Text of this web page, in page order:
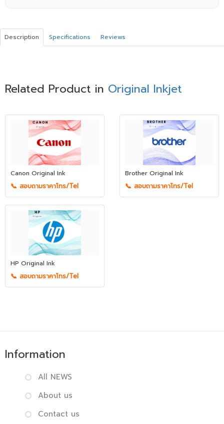
Description Specifications Reviews
Related Product in Original Inkjet
Canon Original Ink
📞 สอบถามราคาโทร/Tel
Brother Original Ink
📞 สอบถามราคาโทร/Tel
HP Original Ink
📞 สอบถามราคาโทร/Tel
Information
All NEWS
About us
Contact us